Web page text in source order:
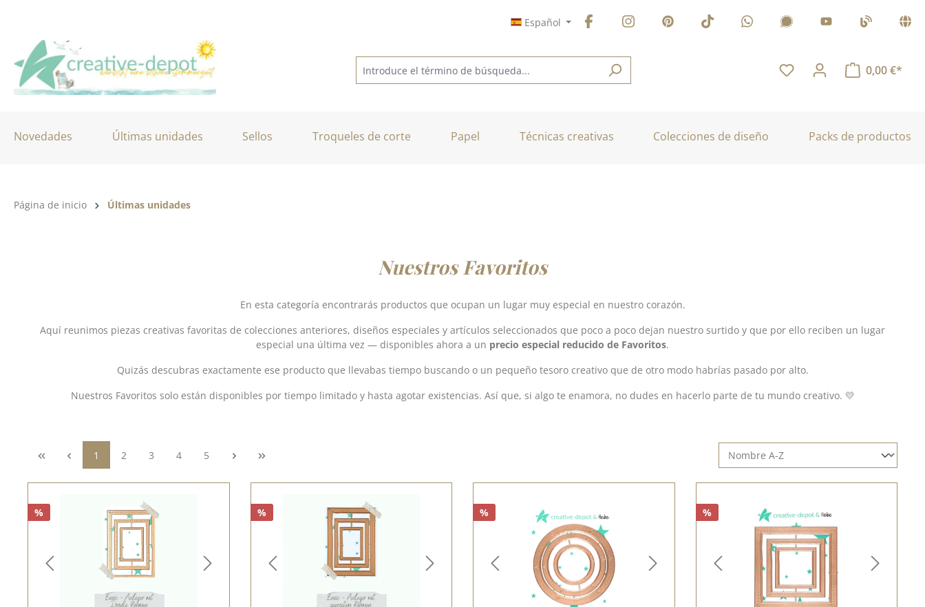
Español
0,00 €*
Novedades Últimas unidades Sellos Troqueles de corte Papel Técnicas creativas Colecciones de diseño Packs de productos
Categoría de productos:
Página de inicio Últimas unidades
Nuestros Favoritos
En esta categoría encontrarás productos que ocupan un lugar muy especial en nuestro corazón.
Aquí reunimos piezas creativas favoritas de colecciones anteriores, diseños especiales y artículos seleccionados que poco a poco dejan nuestro surtido y que por ello reciben un lugar
especial una última vez — disponibles ahora a un precio especial reducido de Favoritos.
Quizás descubras exactamente ese producto que llevabas tiempo buscando o un pequeño tesoro creativo que de otro modo habrías pasado por alto.
Nuestros Favoritos solo están disponibles por tiempo limitado y hasta agotar existencias. Así que, si algo te enamora, no dudes en hacerlo parte de tu mundo creativo. 💛
Página
1 Página
2 Página
3 Página
4 Página
5
% % % %